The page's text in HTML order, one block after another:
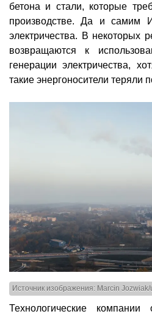
бетона и стали, которые
производстве. Да и
электричества. В некоторых
возвращаются к
генерации электричества,
такие энергоносители теряли
Источник изображения: Marcin
Технологические